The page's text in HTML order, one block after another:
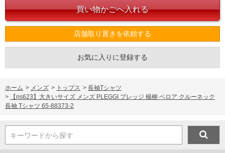
店舗取り置きを依頼する
お気に入りに登録する
ホーム > メンズ > トップス > 長袖Tシャツ
>
【ns623】大きいサイズ メンズ PLEGGI プレッジ 楊柳 ベロア クルーネック
長袖 Tシャツ 65-88373-2
キーワードから探す